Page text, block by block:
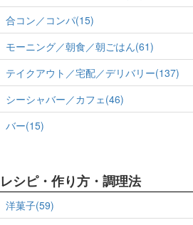
合コン／コンパ(15)
モーニング／朝食／朝ごはん(61)
テイクアウト／宅配／デリバリー(137)
シーシャバー／カフェ(46)
バー(15)
レシピ・作り方・調理法
洋菓子(59)